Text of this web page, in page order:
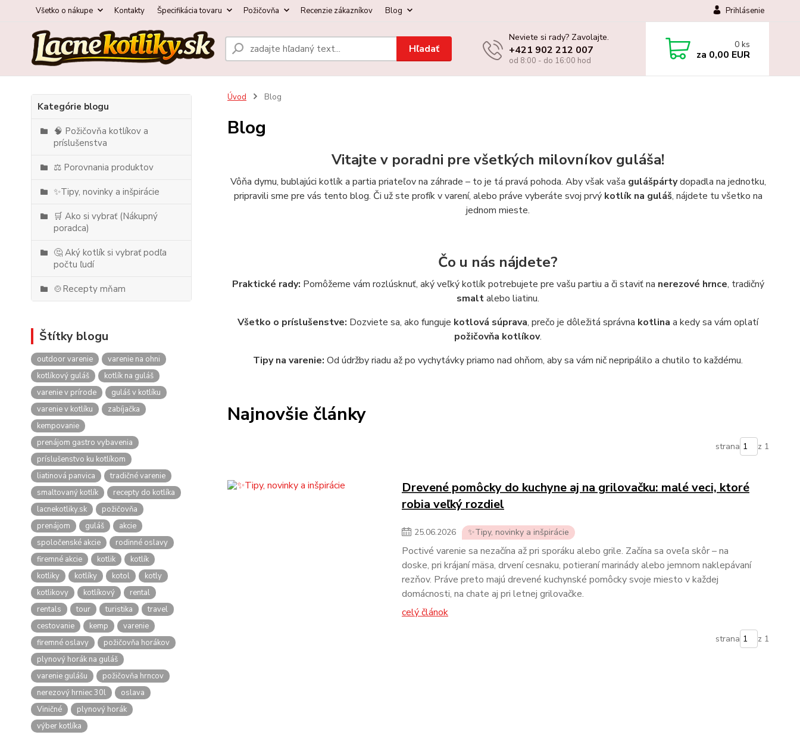
Všetko o nákupe Kontakty Špecifikácia tovaru Požičovňa Recenzie zákazníkov Blog Prihlásenie
Hľadať
Neviete si rady? Zavolajte.
+421 902 212 007
od 8:00 - do 16:00 hod
0 ks
za 0,00 EUR
Kategórie blogu
🧠 Požičovňa kotlíkov a
príslušenstva
⚖️ Porovnania produktov
✨Tipy, novinky a inšpirácie
🛒 Ako si vybrať (Nákupný
poradca)
🤔 Aký kotlík si vybrať podľa
počtu ľudí
🍲Recepty mňam
Štítky blogu
outdoor varenie
varenie na ohni
kotlíkový guláš
kotlík na guláš
varenie v prírode
guláš v kotlíku
varenie v kotlíku
zabíjačka
kempovanie
prenájom gastro vybavenia
príslušenstvo ku kotlíkom
liatinová panvica
tradičné varenie
smaltovaný kotlík
recepty do kotlíka
lacnekotliky.sk
požičovňa
prenájom
guláš
akcie
spoločenské akcie
rodinné oslavy
firemné akcie
kotlik
kotlík
kotliky
kotlíky kotol
kotly
kotlikovy
kotlíkový
rental
rentals
tour turistika
travel
cestovanie
kemp
varenie
firemné oslavy
požičovňa horákov
plynový horák na guláš
varenie gulášu
požičovňa hrncov
nerezový hrniec 30l
oslava
Viničné
plynový horák
výber kotlíka
Úvod Blog
Blog
Vitajte v poradni pre všetkých milovníkov guláša!
Vôňa dymu, bublajúci kotlík a partia priateľov na záhrade – to je tá pravá pohoda. Aby však vaša gulášpártydopadla na jednotku,
pripravili sme pre vás tento blog. Či už ste profík v varení, alebo práve vyberáte svoj prvý kotlík na guláš, nájdete tu všetko na
jednom mieste.
Čo u nás nájdete?
Praktické rady: Pomôžeme vám rozlúsknuť, aký veľký kotlík potrebujete pre vašu partiu a či staviť na nerezové hrnce, tradičný
smaltalebo liatinu.
Všetko o príslušenstve: Dozviete sa, ako funguje kotlová súprava, prečo je dôležitá správna kotlina a kedy sa vám oplatí
požičovňa kotlíkov.
Tipy na varenie: Od údržby riadu až po vychytávky priamo nad ohňom, aby sa vám nič nepripálilo a chutilo to každému.
Najnovšie články
strana z 1
Drevené pomôcky do kuchyne aj na grilovačku: malé veci, ktoré
robia veľký rozdiel
25.06.2026 ✨Tipy, novinky a inšpirácie
Poctivé varenie sa nezačína až pri sporáku alebo grile. Začína sa oveľa skôr – na
doske, pri krájaní mäsa, drvení cesnaku, potieraní marinády alebo jemnom naklepávaní
rezňov. Práve preto majú drevené kuchynské pomôcky svoje miesto v každej
domácnosti, na chate aj pri letnej grilovačke.
celý článok
strana z 1